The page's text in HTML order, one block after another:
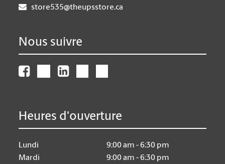
store535@theupsstore.ca
Nous suivre
Heures d'ouverture
Lundi
9:00 am - 6:30 pm
Mardi
9:00 am - 6:30 pm